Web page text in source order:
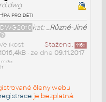
rd.dwg
Hra pro děti
kat:_Různé-Jiné
DWG2010
Staženo: 116x
Velikost
1016,4kB• ze dne 09.11.2017
md5:
členy webu
registrace je bezplatná.